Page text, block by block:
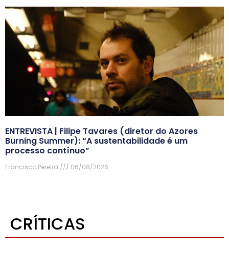
ENTREVISTA | Filipe Tavares (diretor do Azores
Burning Summer): “A sustentabilidade é um
processo contínuo”
Francisco Pereira 06/08/2026
CRÍTICAS